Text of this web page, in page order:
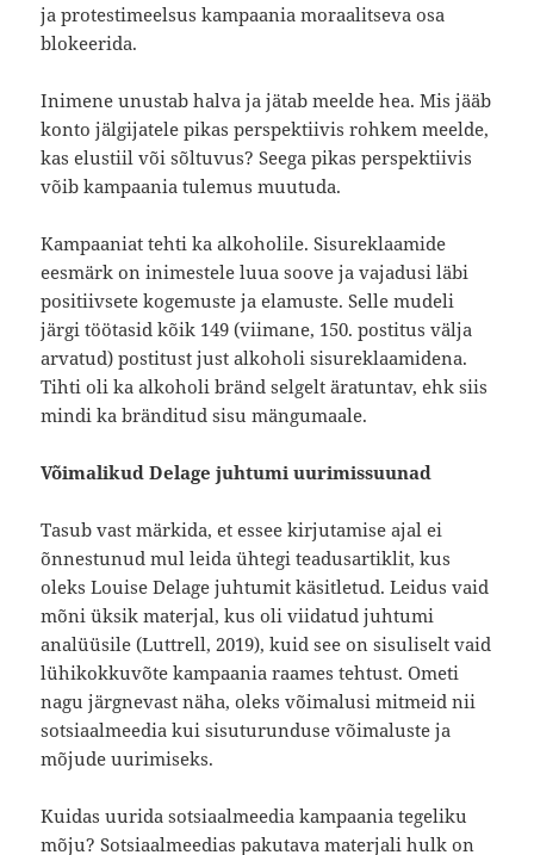
ja protestimeelsus kampaania moraalitseva osa
blokeerida.
Inimene unustab halva ja jätab meelde hea. Mis jääb
konto jälgijatele pikas perspektiivis rohkem meelde,
kas elustiil või sõltuvus? Seega pikas perspektiivis
võib kampaania tulemus muutuda.
Kampaaniat tehti ka alkoholile. Sisureklaamide
eesmärk on inimestele luua soove ja vajadusi läbi
positiivsete kogemuste ja elamuste. Selle mudeli
järgi töötasid kõik 149 (viimane, 150. postitus välja
arvatud) postitust just alkoholi sisureklaamidena.
Tihti oli ka alkoholi bränd selgelt äratuntav, ehk siis
mindi ka bränditud sisu mängumaale.
Võimalikud Delage juhtumi uurimissuunad
Tasub vast märkida, et essee kirjutamise ajal ei
õnnestunud mul leida ühtegi teadusartiklit, kus
oleks Louise Delage juhtumit käsitletud. Leidus vaid
mõni üksik materjal, kus oli viidatud juhtumi
analüüsile (Luttrell, 2019), kuid see on sisuliselt vaid
lühikokkuvõte kampaania raames tehtust. Ometi
nagu järgnevast näha, oleks võimalusi mitmeid nii
sotsiaalmeedia kui sisuturunduse võimaluste ja
mõjude uurimiseks.
Kuidas uurida sotsiaalmeedia kampaania tegeliku
mõju? Sotsiaalmeedias pakutava materjali hulk on